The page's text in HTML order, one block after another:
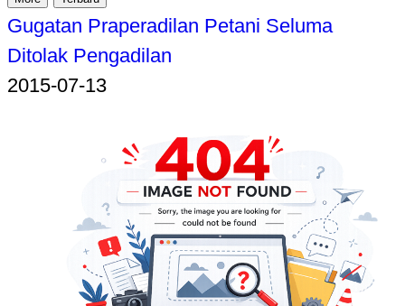
Gugatan Praperadilan Petani Seluma
Ditolak Pengadilan
2015-07-13